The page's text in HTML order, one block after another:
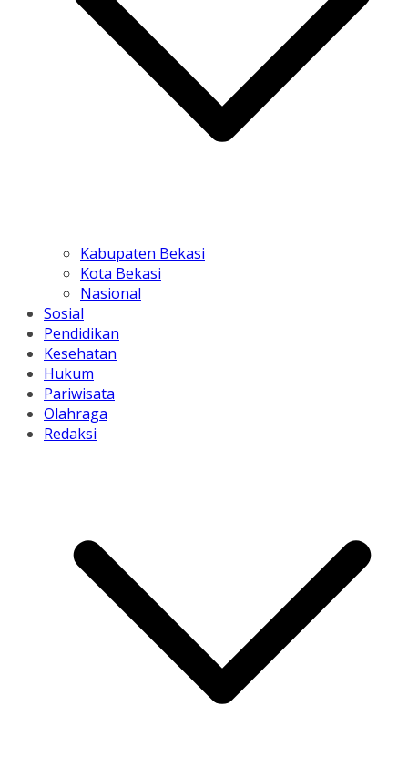
Kabupaten Bekasi
Kota Bekasi
Nasional
Sosial
Pendidikan
Kesehatan
Hukum
Pariwisata
Olahraga
Redaksi